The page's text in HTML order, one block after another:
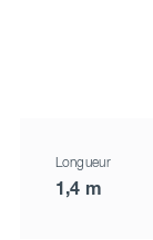
Longueur
1,4 m